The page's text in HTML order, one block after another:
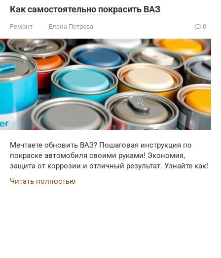
Как самостоятельно покрасить ВАЗ
Ремонт Елена Петрова 0
Мечтаете обновить ВАЗ? Пошаговая инструкция по
покраске автомобиля своими руками! Экономия,
защита от коррозии и отличный результат. Узнайте как!
Читать полностью